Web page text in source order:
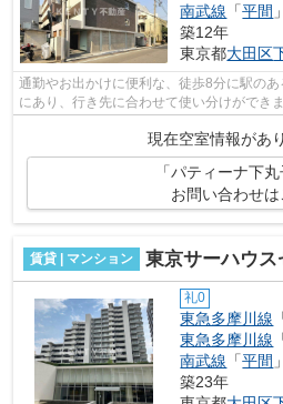
南武線 「平間
築12年
東京都大田区
通勤やお出かけに便利な、徒歩8分に駅の
にあり、行き先に合わせて使い分けができ
現在空室情報があ
「パティーナ下
お問い合わせは
賃貸 | マンション 東京サーハウス
礼0
東急多摩川線
東急多摩川線
南武線 「平間
築23年